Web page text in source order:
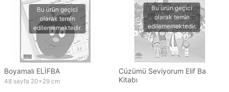
Boyamalı ELİFBA
48 sayfa 20x29 cm
Cüzümü Seviyorum Elif Ba
Kitabı